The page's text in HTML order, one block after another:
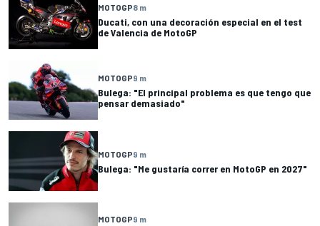
MOTOGP8 m
Ducati, con una decoración especial en el test
de Valencia de MotoGP
MOTOGP9 m
Bulega: "El principal problema es que tengo que
pensar demasiado"
MOTOGP9 m
Bulega: "Me gustaría correr en MotoGP en 2027"
MOTOGP9 m